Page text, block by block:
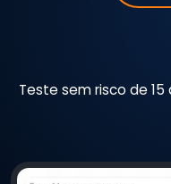
Teste sem risco de 15